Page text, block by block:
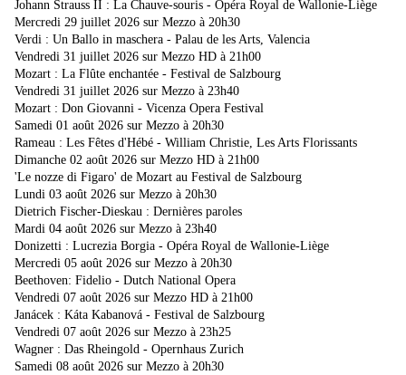
Johann Strauss II : La Chauve-souris - Opéra Royal de Wallonie-Liège
Mercredi 29 juillet 2026 sur Mezzo à 20h30
Verdi : Un Ballo in maschera - Palau de les Arts, Valencia
Vendredi 31 juillet 2026 sur Mezzo HD à 21h00
Mozart : La Flûte enchantée - Festival de Salzbourg
Vendredi 31 juillet 2026 sur Mezzo à 23h40
Mozart : Don Giovanni - Vicenza Opera Festival
Samedi 01 août 2026 sur Mezzo à 20h30
Rameau : Les Fêtes d'Hébé - William Christie, Les Arts Florissants
Dimanche 02 août 2026 sur Mezzo HD à 21h00
'Le nozze di Figaro' de Mozart au Festival de Salzbourg
Lundi 03 août 2026 sur Mezzo à 20h30
Dietrich Fischer-Dieskau : Dernières paroles
Mardi 04 août 2026 sur Mezzo à 23h40
Donizetti : Lucrezia Borgia - Opéra Royal de Wallonie-Liège
Mercredi 05 août 2026 sur Mezzo à 20h30
Beethoven: Fidelio - Dutch National Opera
Vendredi 07 août 2026 sur Mezzo HD à 21h00
Janácek : Káta Kabanová - Festival de Salzbourg
Vendredi 07 août 2026 sur Mezzo à 23h25
Wagner : Das Rheingold - Opernhaus Zurich
Samedi 08 août 2026 sur Mezzo à 20h30